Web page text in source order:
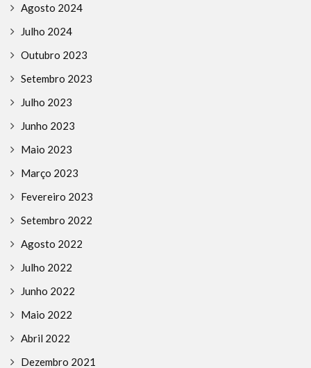
Agosto 2024
Julho 2024
Outubro 2023
Setembro 2023
Julho 2023
Junho 2023
Maio 2023
Março 2023
Fevereiro 2023
Setembro 2022
Agosto 2022
Julho 2022
Junho 2022
Maio 2022
Abril 2022
Dezembro 2021